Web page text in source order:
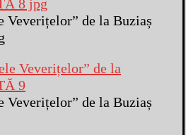
Veverițelor” de la Buziaș
Veverițelor” de la Buziaș